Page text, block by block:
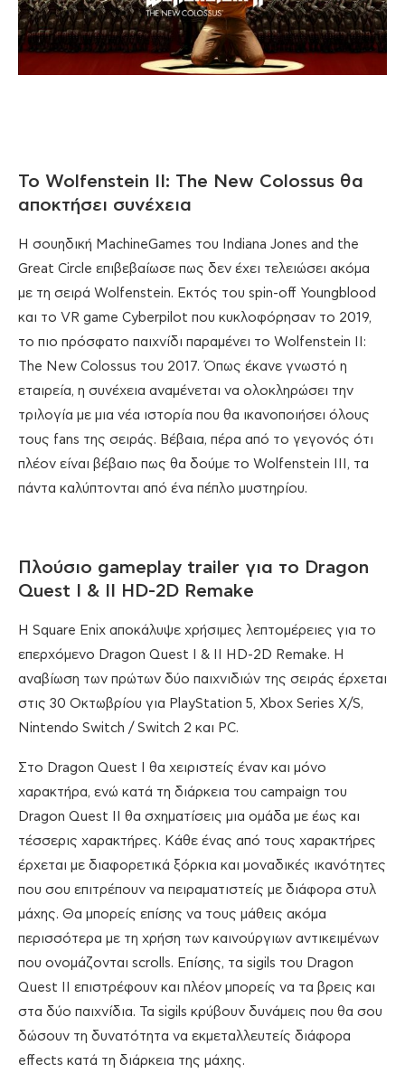
Το Wolfenstein II: The New Colossus θα
αποκτήσει συνέχεια
Η σουηδική MachineGames του Indiana Jones and the
Great Circle επιβεβαίωσε πως δεν έχει τελειώσει ακόμα
με τη σειρά Wolfenstein. Εκτός του spin-off Youngblood
και το VR game Cyberpilot που κυκλοφόρησαν το 2019,
το πιο πρόσφατο παιχνίδι παραμένει το Wolfenstein II:
The New Colossus του 2017. Όπως έκανε γνωστό η
εταιρεία, η συνέχεια αναμένεται να ολοκληρώσει την
τριλογία με μια νέα ιστορία που θα ικανοποιήσει όλους
τους fans της σειράς. Βέβαια, πέρα από το γεγονός ότι
πλέον είναι βέβαιο πως θα δούμε το Wolfenstein III, τα
πάντα καλύπτονται από ένα πέπλο μυστηρίου.
Πλούσιο gameplay trailer για το Dragon
Quest I & II HD-2D Remake
Η Square Enix αποκάλυψε χρήσιμες λεπτομέρειες για το
επερχόμενο Dragon Quest I & II HD-2D Remake. Η
αναβίωση των πρώτων δύο παιχνιδιών της σειράς έρχεται
στις 30 Οκτωβρίου για PlayStation 5, Xbox Series X/S,
Nintendo Switch / Switch 2 και PC.
Στο Dragon Quest I θα χειριστείς έναν και μόνο
χαρακτήρα, ενώ κατά τη διάρκεια του campaign του
Dragon Quest II θα σχηματίσεις μια ομάδα με έως και
τέσσερις χαρακτήρες. Κάθε ένας από τους χαρακτήρες
έρχεται με διαφορετικά ξόρκια και μοναδικές ικανότητες
που σου επιτρέπουν να πειραματιστείς με διάφορα στυλ
μάχης. Θα μπορείς επίσης να τους μάθεις ακόμα
περισσότερα με τη χρήση των καινούργιων αντικειμένων
που ονομάζονται scrolls. Επίσης, τα sigils του Dragon
Quest II επιστρέφουν και πλέον μπορείς να τα βρεις και
στα δύο παιχνίδια. Τα sigils κρύβουν δυνάμεις που θα σου
δώσουν τη δυνατότητα να εκμεταλλευτείς διάφορα
effects κατά τη διάρκεια της μάχης.